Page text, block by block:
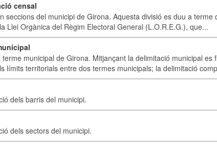
censal
seccions del municipi de Girona. Aquesta divisió es duu a terme
Llei Orgànica del Règim Electoral General (L.O.R.E.G.), que...
terme municipal de Girona. Mitjançant la delimitació municipal es
límits territorials entre dos termes municipals; la delimitació
dels barris del municipi.
dels sectors del municipi.